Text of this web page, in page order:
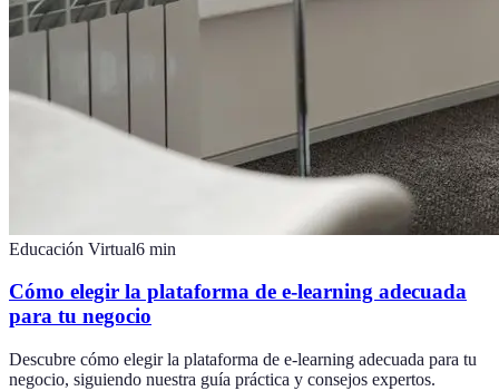
Educación Virtual6 min
Cómo elegir la plataforma de e-learning adecuada
para tu negocio
Descubre cómo elegir la plataforma de e-learning adecuada para tu
negocio, siguiendo nuestra guía práctica y consejos expertos.